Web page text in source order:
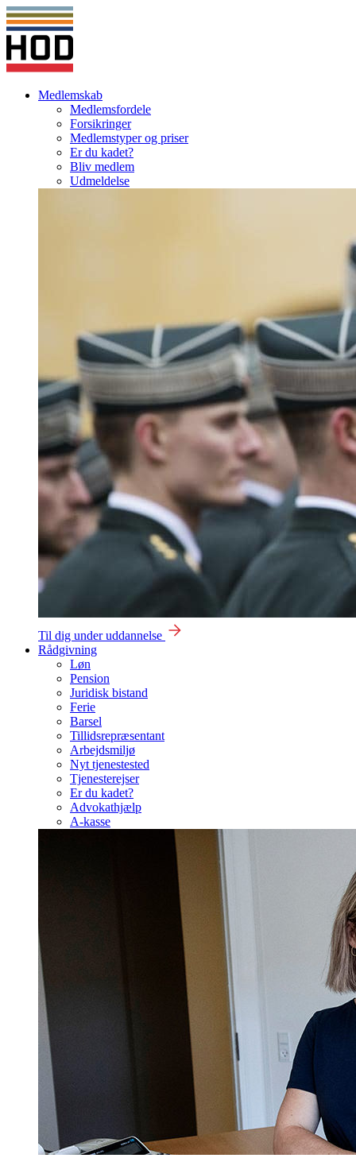
Medlemskab
Medlemsfordele
Forsikringer
Medlemstyper og priser
Er du kadet?
Bliv medlem
Udmeldelse
Til dig under uddannelse
Rådgivning
Løn
Pension
Juridisk bistand
Ferie
Barsel
Tillidsrepræsentant
Arbejdsmiljø
Nyt tjenestested
Tjenesterejser
Er du kadet?
Advokathjælp
A-kasse